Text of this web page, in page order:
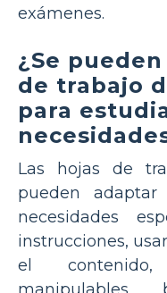
exámenes.
¿Se
de trabajo
para
Las hojas de
pueden
necesidades
instrucciones,
el contenido,